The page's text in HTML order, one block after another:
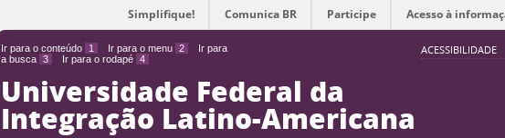
Ir para o conteúdo 1 Ir para o menu 2
Ir para
a busca 3 Ir para o rodapé 4
ACESSIBILIDADE
Simplifique! Comunica BR Participe Acesso à
Universidade Federal da
Integração Latino-Americana